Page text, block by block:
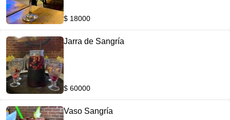
$ 18000
Jarra de Sangría
$ 60000
Vaso Sangría